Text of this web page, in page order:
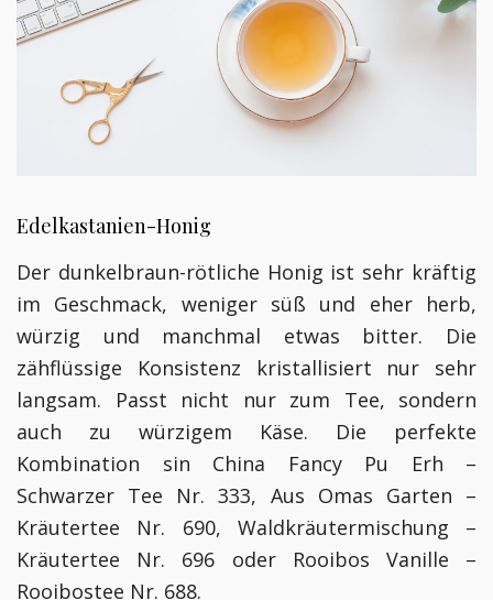
Edelkastanien-Honig
Der dunkelbraun-rötliche Honig ist sehr kräftig
im Geschmack, weniger süß und eher herb,
würzig und manchmal etwas bitter. Die
zähflüssige Konsistenz kristallisiert nur sehr
langsam. Passt nicht nur zum Tee, sondern
auch zu würzigem Käse. Die perfekte
Kombination sin China Fancy Pu Erh –
Schwarzer Tee Nr. 333, Aus Omas Garten –
Kräutertee Nr. 690, Waldkräutermischung –
Kräutertee Nr. 696 oder Rooibos Vanille –
Rooibostee Nr. 688.